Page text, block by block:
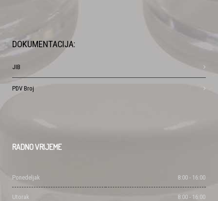
DOKUMENTACIJA:
JIB
PDV Broj
RADNOVRIJEME
Ponedeljak 8:00 - 16:00
Utorak 8:00 - 16:00